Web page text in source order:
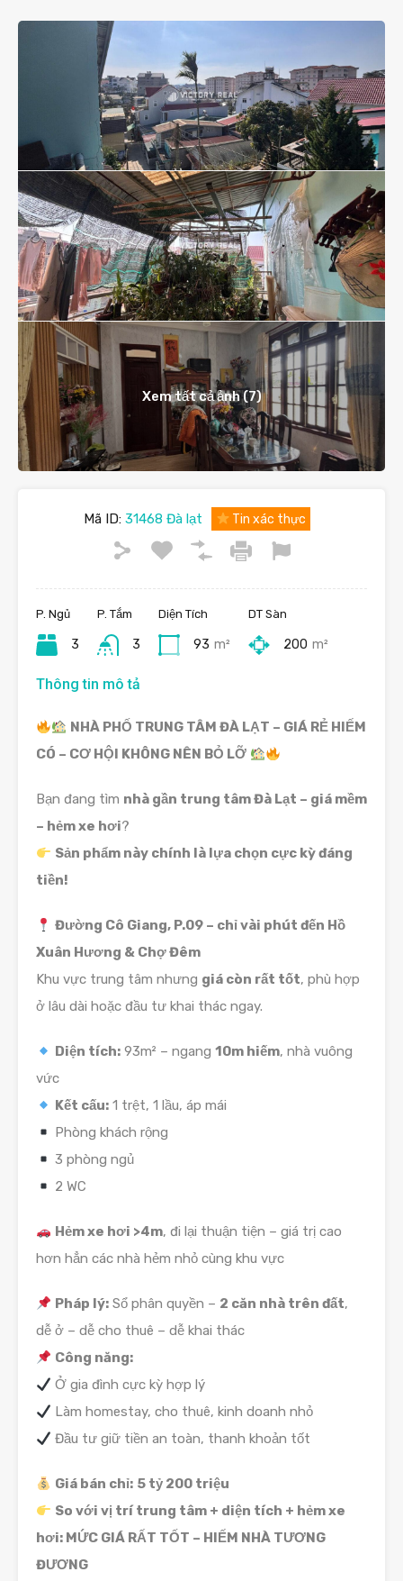
Xem tất cả ảnh (7)
Mã ID:31468 Đà lạt Tin xác thực
P. Ngủ
3
P. Tắm
3
Diện Tích
93 m²
DT Sàn
200 m²
Thông tin mô tả
NHÀ PHỐ TRUNG TÂM ĐÀ LẠT – GIÁ RẺ HIẾM
CÓ – CƠ HỘI KHÔNG NÊN BỎ LỠ
Bạn đang tìm nhà gần trung tâm Đà Lạt – giá mềm
– hẻm xe hơi?
Sản phẩm này chính là lựa chọn cực kỳ đáng
tiền!
Đường Cô Giang, P.09 – chỉ vài phút đến Hồ
Xuân Hương & Chợ Đêm
Khu vực trung tâm nhưng giá còn rất tốt, phù hợp
ở lâu dài hoặc đầu tư khai thác ngay.
Diện tích: 93m² – ngang10m hiếm, nhà vuông
vức
Kết cấu: 1 trệt, 1 lầu, áp mái
Phòng khách rộng
3 phòng ngủ
2 WC
Hẻm xe hơi >4m, đi lại thuận tiện – giá trị cao
hơn hẳn các nhà hẻm nhỏ cùng khu vực
Pháp lý: Sổ phân quyền – 2 căn nhà trên đất,
dễ ở – dễ cho thuê – dễ khai thác
Công năng:
Ở gia đình cực kỳ hợp lý
Làm homestay, cho thuê, kinh doanh nhỏ
Đầu tư giữ tiền an toàn, thanh khoản tốt
Giá bán chỉ: 5 tỷ 200 triệu
So với vị trí trung tâm + diện tích + hẻm xe
hơi: MỨC GIÁ RẤT TỐT – HIẾM NHÀ TƯƠNG
ĐƯƠNG